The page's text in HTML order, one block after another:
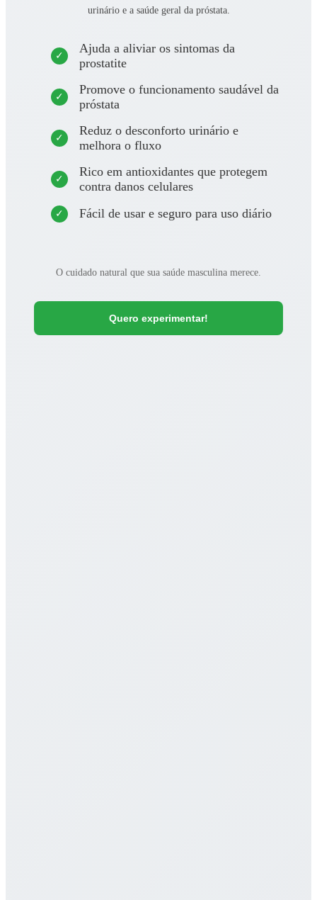
urinário e a saúde geral da próstata.
Ajuda a aliviar os sintomas da
prostatite
Promove o funcionamento saudável da
próstata
Reduz o desconforto urinário e
melhora o fluxo
Rico em antioxidantes que protegem
contra danos celulares
Fácil de usar e seguro para uso diário
O cuidado natural que sua saúde masculina merece.
Quero experimentar!